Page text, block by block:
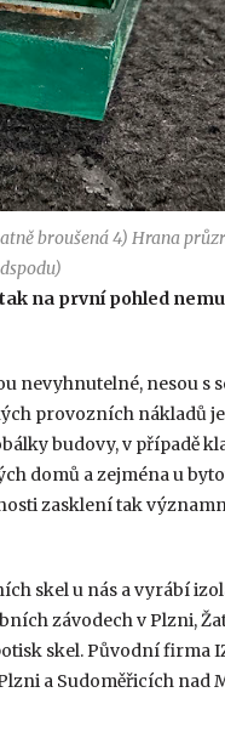
broušená 4) Hrana
na první pohled
nevyhnutelné, nesou s
provozních nákladů
budovy, v případě
domů a zejména u
zasklení tak
skel u nás a vyrábí
závodech v Plzni,
skel. Původní firma
a Sudoměřicích nad